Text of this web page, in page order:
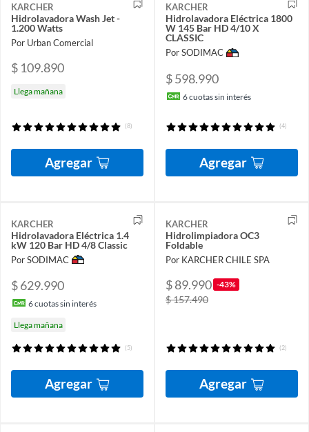
KARCHER
Hidrolavadora Wash Jet -
1.200 Watts
Por Urban Comercial
$ 109.890
Llega mañana
(8)
Agregar
KARCHER
Hidrolavadora Eléctrica 1800
W 145 Bar HD 4/10 X
CLASSIC
Por SODIMAC
$ 598.990
6cuotas sin interés
(4)
Agregar
KARCHER
Hidrolavadora Eléctrica 1.4
kW 120 Bar HD 4/8 Classic
Por SODIMAC
$ 629.990
6cuotas sin interés
Llega mañana
(5)
Agregar
KARCHER
Hidrolimpiadora OC3
Foldable
Por KARCHER CHILE SPA
$ 89.990 -43%
$ 157.490
(2)
Agregar